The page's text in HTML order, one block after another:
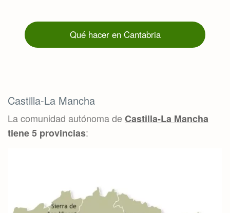
Qué hacer en Cantabria
Castilla-La Mancha
La comunidad autónoma deCastilla-La Mancha
tiene 5 provincias: